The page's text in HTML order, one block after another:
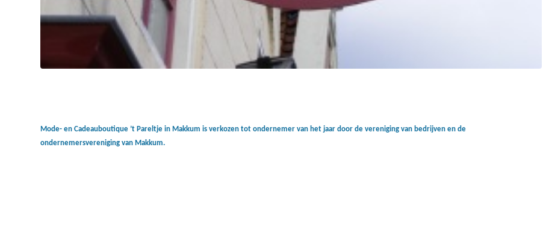
Mode- en Cadeauboutique ’t Pareltje in Makkum is verkozen tot ondernemer van het jaar door de vereniging van bedrijven en de
ondernemersvereniging van Makkum.